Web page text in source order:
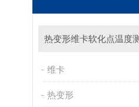
维卡
热变形